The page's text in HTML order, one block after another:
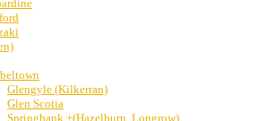
Glengyle (Kilkerran)
Glen Scotia
Springbank +(Hazelburn, Longrow)